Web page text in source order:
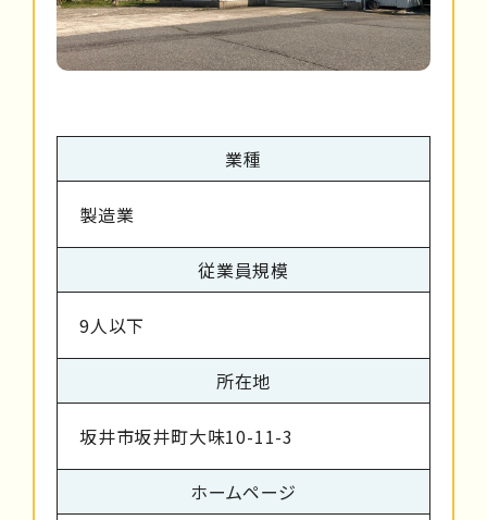
業種
製造業
従業員規模
9人以下
所在地
坂井市坂井町大味10-11-3
ホームページ